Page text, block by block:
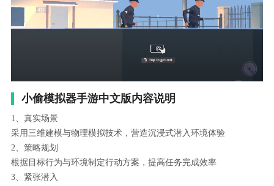
小偷模拟器手游中文版内容说明
1、真实场景
采用三维建模与物理模拟技术，营造沉浸式潜入环境体验
2、策略规划
根据目标行为与环境制定行动方案，提高任务完成效率
3、紧张潜入